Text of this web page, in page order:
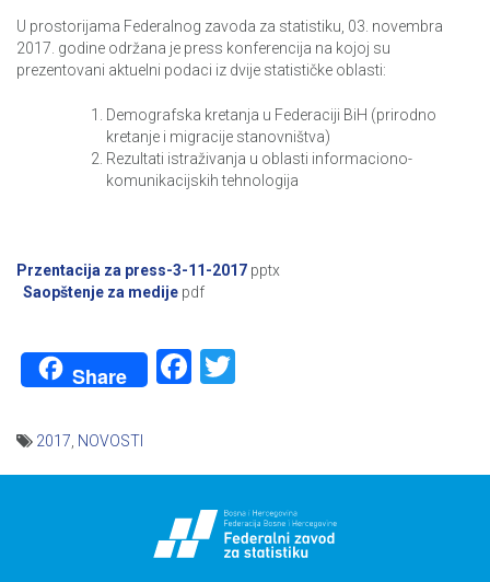
U prostorijama Federalnog zavoda za statistiku, 03. novembra
2017. godine održana je press konferencija na kojoj su
prezentovani aktuelni podaci iz dvije statističke oblasti:
Demografska kretanja u Federaciji BiH (prirodno
kretanje i migracije stanovništva)
Rezultati istraživanja u oblasti informaciono-
komunikacijskih tehnologija
Przentacija za press-3-11-2017 pptx
Saopštenje za medije pdf
Share Facebook
2017 NOVOSTI